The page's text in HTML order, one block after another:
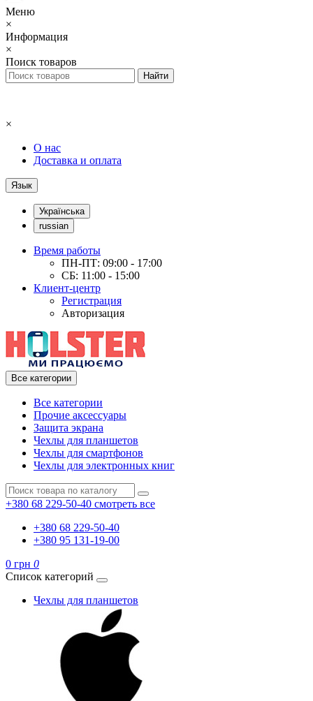
Меню
×
Информация
×
Поиск товаров
×
О нас
Доставка и оплата
Язык
Українська
russian
Время работы
ПН-ПТ: 09:00 - 17:00
СБ: 11:00 - 15:00
Клиент-центр
Регистрация
Авторизация
Все категории
Все категории
Прочие аксессуары
Защита экрана
Чехлы для планшетов
Чехлы для смартфонов
Чехлы для электронных книг
+380 68 229-50-40 смотреть все
+380 68 229-50-40
+380 95 131-19-00
0 грн 0
Список категорий
Чехлы для планшетов